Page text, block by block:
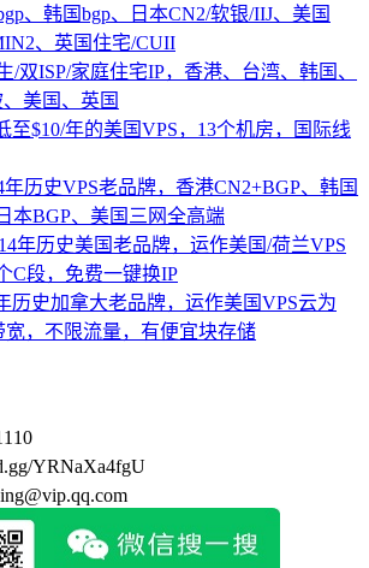
、韩国bgp、日本CN2/软银/IIJ、美国
、英国住宅/CUII
/双ISP/家庭住宅IP，香港、台湾、韩国、
美国、英国
至$10/年的美国VPS，13个机房，国际线
年历史VPS老品牌，香港CN2+BGP、韩国
本BGP、美国三网全高端
年历史美国老品牌，运作美国/荷兰VPS
C段，免费一键换IP
历史加拿大老品牌，运作美国VPS云为
宽，不限流量，有便宜块存储
YRNaXa4fgU